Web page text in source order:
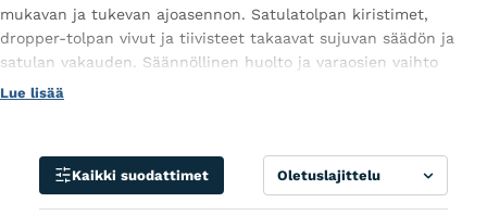
mukavan ja tukevan ajoasennon. Satulatolpan kiristimet,
dropper-tolpan vivut ja tiivisteet takaavat sujuvan säädön ja
satulan vakauden. Säännöllinen huolto ja varaosien vaihto
pidentävät pyörän käyttöikää ja parantavat ajomukavuutta.
Lue lisää
Kaikki suodattimet
Lajittele